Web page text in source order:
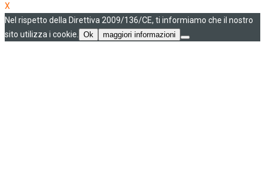
X
Nel rispetto della Direttiva 2009/136/CE, ti informiamo che il nostro
sito utilizza i cookie.
Ok maggiori informazioni